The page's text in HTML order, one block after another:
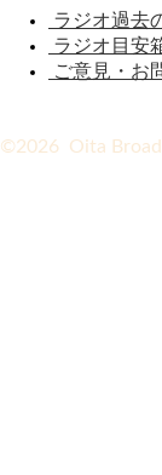
ラジオ過去
ラジオ目安
ご意見・お
©2026 Oita